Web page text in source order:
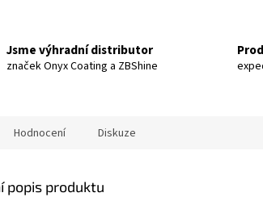
Jsme výhradní distributor
značek Onyx Coating a ZBShine
Hodnocení Diskuze
popis produktu